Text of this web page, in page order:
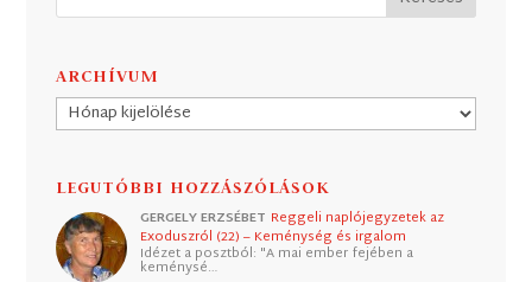
ARCHÍVUM
Archívum
LEGUTÓBBI HOZZÁSZÓLÁSOK
GERGELY ERZSÉBET Reggeli naplójegyzetek az
Exoduszról (22) – Keménység és irgalom
Idézet a posztból: "A mai ember fejében a
keménysé…